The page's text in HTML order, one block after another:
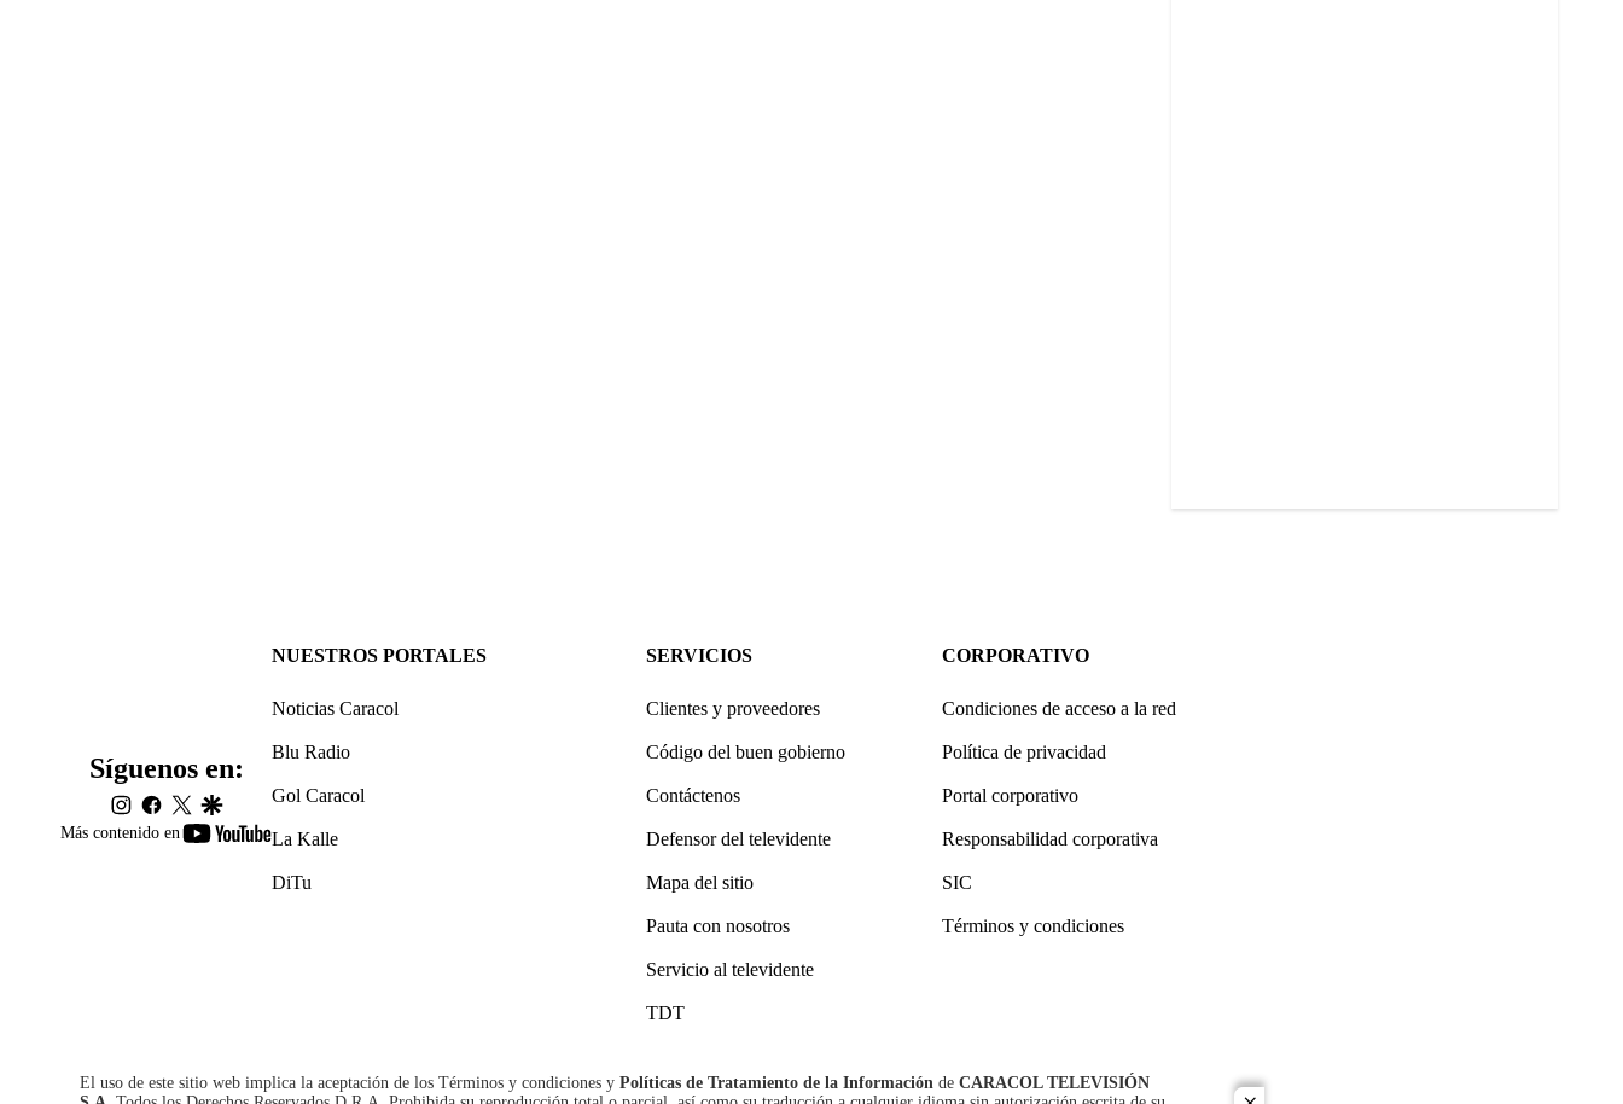
Más contenido en
youtube-
Síguenos en:
instagram
facebook
twittergoogle
NUESTROS PORTALES
Noticias Caracol
Blu Radio
Gol Caracol
La Kalle
DiTu
SERVICIOS
Clientes y proveedores
Código del buen gobierno
Contáctenos
Defensor del televidente
Mapa del sitio
Pauta con nosotros
Servicio al televidente
TDT
CORPORATIVO
Condiciones de acceso a la red
Política de privacidad
Portal corporativo
Responsabilidad corporativa
SIC
Términos y condiciones
El uso de este sitio web implica la aceptación de los Términos y condiciones y Políticas de Tratamiento de la Información de CARACOL TELEVISIÓN